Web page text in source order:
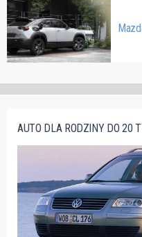
AUTO DLA RODZINY DO 20